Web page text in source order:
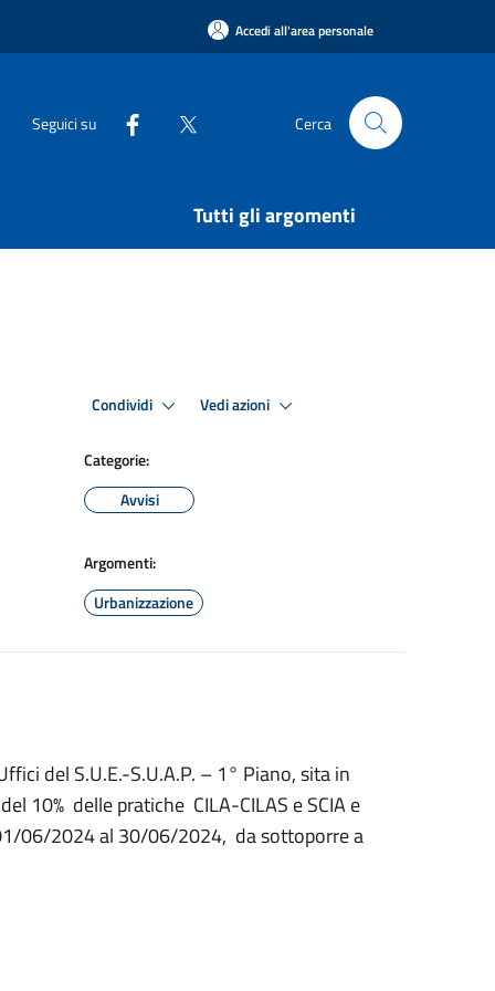
Accedi all'area personale
Seguici su Cerca
Tutti gli argomenti
Condividi Vedi azioni
Categorie:
Avvisi
Argomenti:
Urbanizzazione
del S.U.E.-S.U.A.P. – 1° Piano, sita in
10% delle pratiche CILA-CILAS e SCIA e
06/2024 al 30/06/2024, da sottoporre a